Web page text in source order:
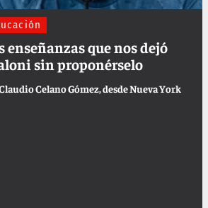
enseñanzas que nos dejó
sin proponérselo
Celano Gómez, desde Nueva York